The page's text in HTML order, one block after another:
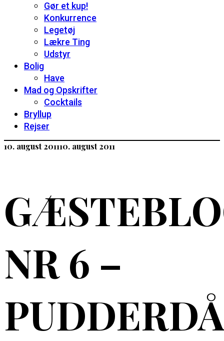
Gør et kup!
Konkurrence
Legetøj
Lækre Ting
Udstyr
Bolig
Have
Mad og Opskrifter
Cocktails
Bryllup
Rejser
10. august 201110. august 2011
NR 6 –